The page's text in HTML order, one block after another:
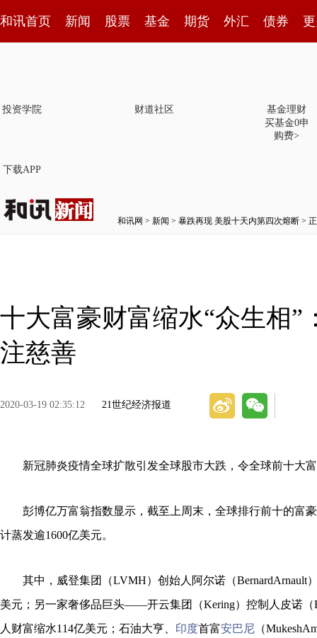
和讯首页 新闻 股票 基金 期货 外汇 债券
投资学院 财道社区
基金理财
买基金0申
购费>
下载APP
和讯网 > 新闻 > 暴跌再现 美股十天内第四次熔断 >
十大富豪财富缩水“众生相”
注慈善
2020-03-19 02:35:12 21世纪经济报道
新冠肺炎疫情全球扩散引发全球股市大跌，令全球前十大
彭博亿万富翁指数显示，截至上周末，全球排行前十的富
计蒸发逾1600亿美元。
其中，威登集团（LVMH）创始人阿尔诺（BernardArnault
美元；另一家奢侈品巨头——开云集团（Kering）控制人皮诺（
人财富缩水114亿美元；石油大亨、 印度首富安巴尼 （